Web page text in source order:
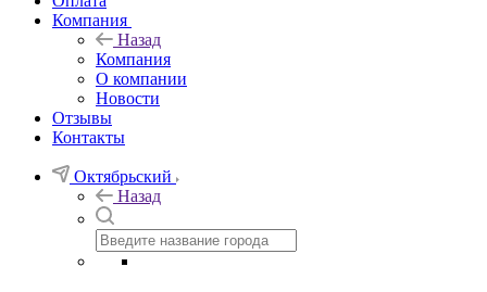
Компания
Назад
Компания
О компании
Новости
Отзывы
Контакты
Октябрьский
Назад